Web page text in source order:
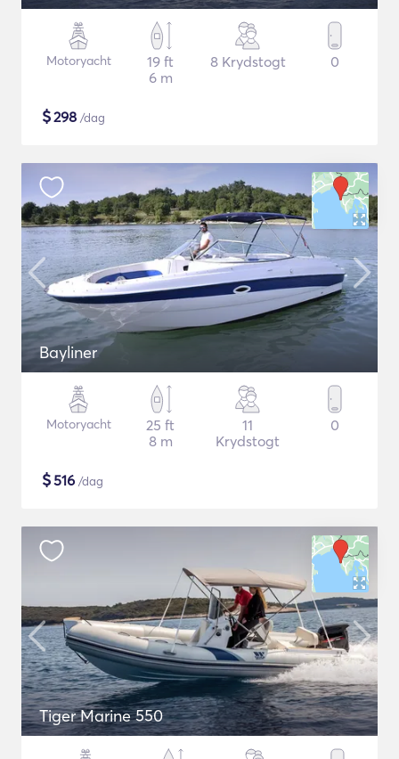
Motoryacht
19 ft
6 m
8 Krydstogt 0
$298 /dag
Bayliner
Motoryacht
25 ft
8 m
11
Krydstogt
0
$516 /dag
Tiger Marine 550